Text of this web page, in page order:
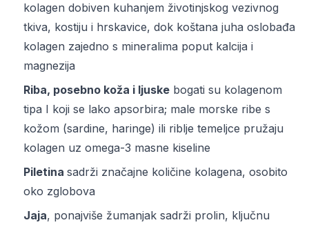
kolagen dobiven kuhanjem životinjskog vezivnog
tkiva, kostiju i hrskavice, dok koštana juha oslobađa
kolagen zajedno s mineralima poput kalcija i
magnezija
Riba, posebno koža i ljuske bogati su kolagenom
tipa I koji se lako apsorbira; male morske ribe s
kožom (sardine, haringe) ili riblje temeljce pružaju
kolagen uz omega-3 masne kiseline
Piletina sadrži značajne količine kolagena, osobito
oko zglobova
Jaja, ponajviše žumanjak sadrži prolin, ključnu